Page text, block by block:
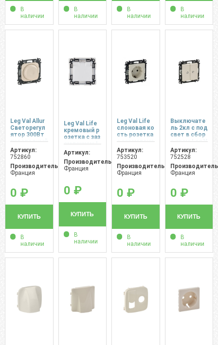
В
наличии
В
наличии
В
наличии
В
наличии
Leg Val Allur
Светорегул
ятор 300Вт
поворотный
кремовый
Артикул:
752860
Производитель:
Франция
0 ₽
КУПИТЬ
В
наличии
Leg Val Life
кремовый р
озетка с заз
емлением I
P в сборе
Артикул:
Производитель:
Франция
0 ₽
КУПИТЬ
В
наличии
Leg Val Life
слоновая ко
сть розетка
с заземлени
ем (шторк)
в сборе
Артикул:
753520
Производитель:
Франция
0 ₽
КУПИТЬ
В
наличии
Выключате
ль 2кл с под
свет в сбор
е крем Leg V
al Life
Артикул:
752528
Франция
0 ₽
КУПИТЬ
В
наличии